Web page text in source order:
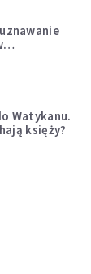
oblało ten
Watykanu.
księży?